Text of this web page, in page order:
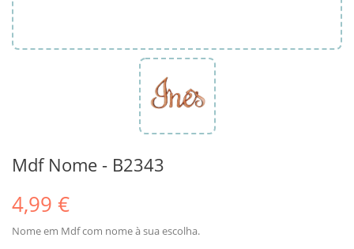
Mdf Nome - B2343
4,99 €
Nome em Mdf com nome à sua escolha.